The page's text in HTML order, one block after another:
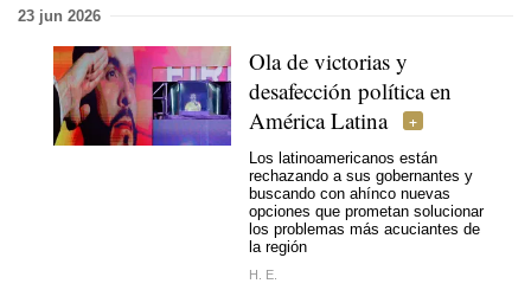
23 jun 2026
Ola de victorias y
desafección política en
América Latina
Los latinoamericanos están
rechazando a sus gobernantes y
buscando con ahínco nuevas
opciones que prometan solucionar
los problemas más acuciantes de
la región
H. E.